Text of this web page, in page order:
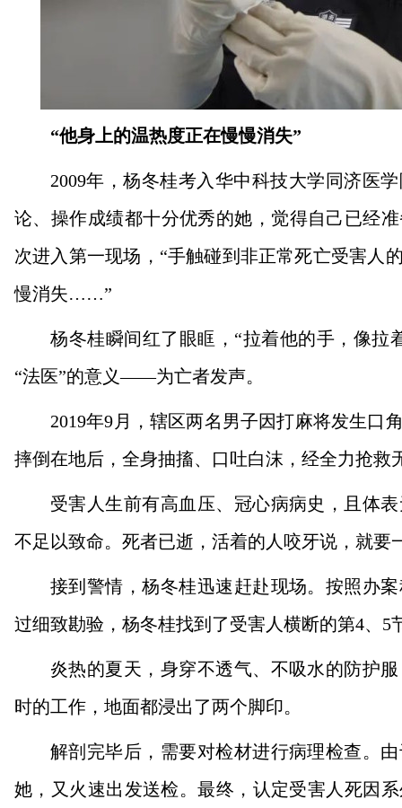
“他身上的温热度正在慢慢消失”
2009年，杨冬桂考入华中科技大学同济医
论、操作成绩都十分优秀的她，觉得自己已经
次进入第一现场，“手触碰到非正常死亡受害人
慢消失……”
杨冬桂瞬间红了眼眶，“拉着他的手，像拉
“法医”的意义——为亡者发声。
2019年9月，辖区两名男子因打麻将发生口
摔倒在地后，全身抽搐、口吐白沫，经全力抢救
受害人生前有高血压、冠心病病史，且体
不足以致命。死者已逝，活着的人咬牙说，就要
接到警情，杨冬桂迅速赶赴现场。按照办
过细致勘验，杨冬桂找到了受害人横断的第4、5
炎热的夏天，身穿不透气、不吸水的防护
时的工作，地面都浸出了两个脚印。
解剖完毕后，需要对检材进行病理检查。
她，又火速出发送检。最终，认定受害人死因